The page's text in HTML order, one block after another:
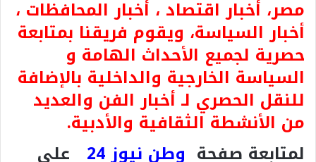
مصر، أخبار اقتصاد ، أخبار المحافظات ،
أخبار السياسة، ويقوم فريقنا بمتابعة
حصرية لجميع الأحداث الهامة و
السياسة الخارجية والداخلية بالإضافة
للنقل الحصري لـ أخبار الفن والعديد
من الأنشطة الثقافية والأدبية.
لمتابعة صفحة وطن نيوز 24 على